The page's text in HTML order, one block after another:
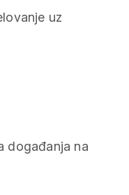
uz
događanja na